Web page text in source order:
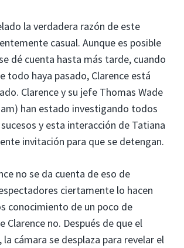
la verdadera razón de este
casual. Aunque es posible
dé cuenta hasta más tarde, cuando
todo haya pasado, Clarence está
Clarence y su jefe Thomas Wade
han estado investigando todos
y esta interacción de Tatiana
invitación para que se detengan.
no se da cuenta de eso de
ciertamente lo hacen
conocimiento de un poco de
Clarence no. Después de que el
cámara se desplaza para revelar el